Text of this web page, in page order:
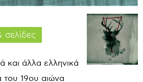
και άλλα ελληνικά
του 19ου αιώνα